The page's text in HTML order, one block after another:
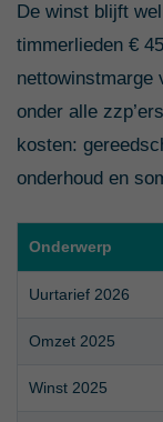
De winst blijft
timmerlieden €
nettowinstmarge
onder alle
kosten:
onderhoud en
Onderwerp
Uurtarief 2026
Omzet 2025
Winst 2025